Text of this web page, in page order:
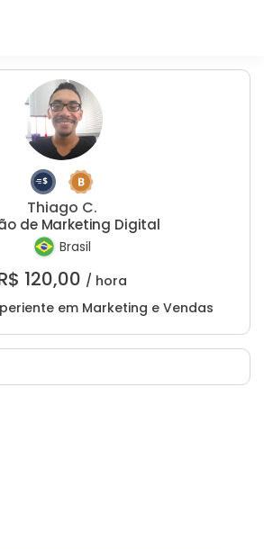
Thiago C.
de Marketing Digital
Brasil
120,00 / hora
em Marketing e Vendas